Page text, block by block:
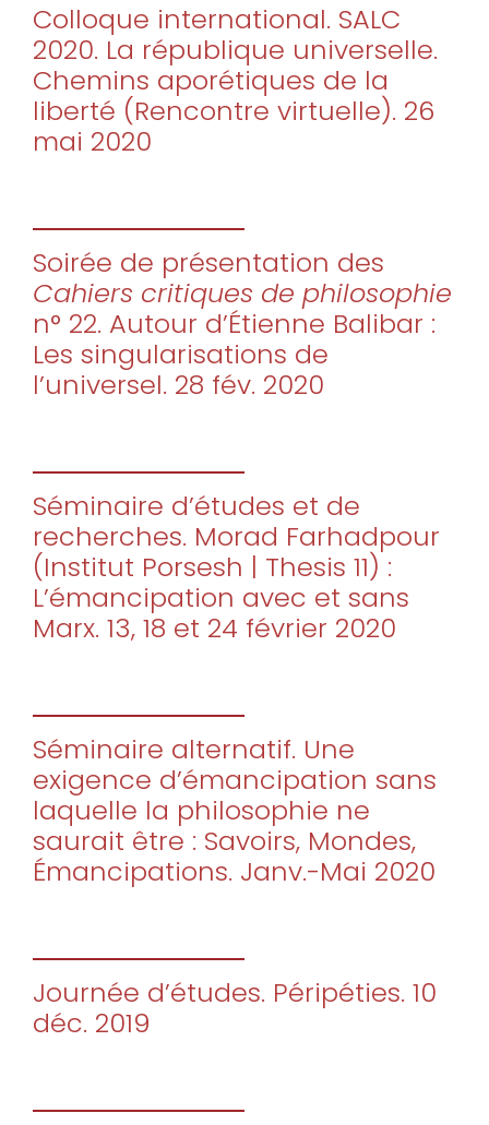
Colloque international. SALC
2020. La république universelle.
Chemins aporétiques de la
liberté (Rencontre virtuelle). 26
mai 2020
Soirée de présentation des
Cahiers critiques de philosophie
n° 22. Autour d’Étienne Balibar :
Les singularisations de
l’universel. 28 fév. 2020
Séminaire d’études et de
recherches. Morad Farhadpour
(Institut Porsesh | Thesis 11) :
L’émancipation avec et sans
Marx. 13, 18 et 24 février 2020
Séminaire alternatif. Une
exigence d’émancipation sans
laquelle la philosophie ne
saurait être : Savoirs, Mondes,
Émancipations. Janv.-Mai 2020
Journée d’études. Péripéties. 10
déc. 2019